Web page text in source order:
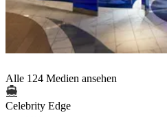
Alle 124 Medien ansehen
Celebrity Edge